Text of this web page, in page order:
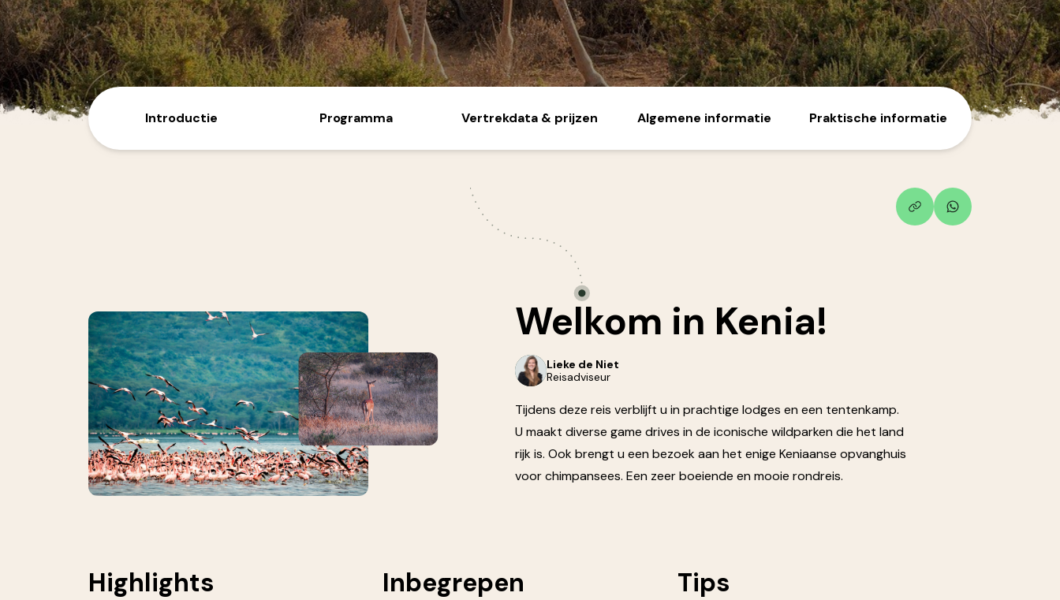
Thailand
Vietnam/Laos/Cambodja
Introductie Programma Vertrekdata & prijzen Algemene informatie Praktische informatie
Welkom in Kenia!
Lieke de Niet
Reisadviseur
Tijdens deze reis verblijft u in prachtige lodges en een tentenkamp.
U maakt diverse game drives in de iconische wildparken die het land
rijk is. Ook brengt u een bezoek aan het enige Keniaanse opvanghuis
voor chimpansees. Een zeer boeiende en mooie rondreis.
Highlights Inbegrepen Tips